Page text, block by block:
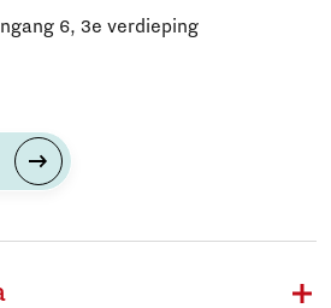
6, 3e verdieping